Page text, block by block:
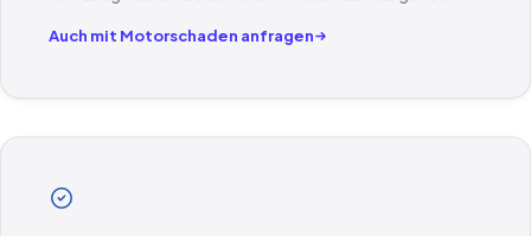
Auch mit Motorschaden anfragen